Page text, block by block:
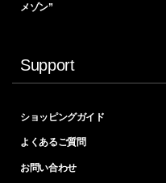
メゾン”
Support
ショッピングガイド
よくあるご質問
お問い合わせ